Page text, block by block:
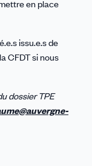
en place
issu.e.s de
CFDT si nous
dossier TPE